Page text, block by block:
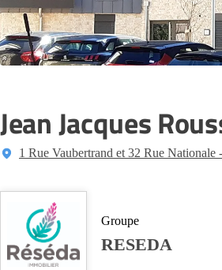
Jean Jacques
1 Rue Vaubertrand et 32 Rue Nationale
Groupe
RESEDA